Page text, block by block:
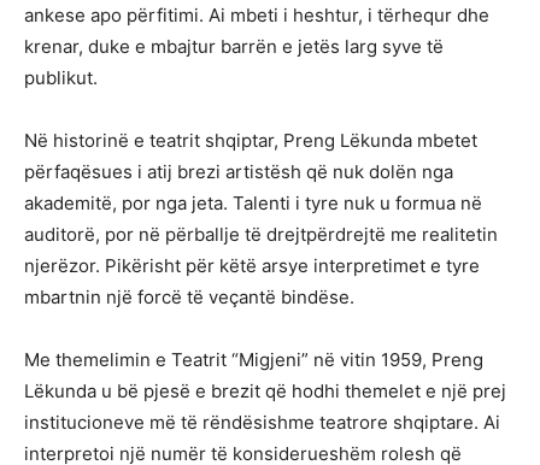
ankese apo përfitimi. Ai mbeti i heshtur, i tërhequr dhe
krenar, duke e mbajtur barrën e jetës larg syve të
publikut.
Në historinë e teatrit shqiptar, Preng Lëkunda mbetet
përfaqësues i atij brezi artistësh që nuk dolën nga
akademitë, por nga jeta. Talenti i tyre nuk u formua në
auditorë, por në përballje të drejtpërdrejtë me realitetin
njerëzor. Pikërisht për këtë arsye interpretimet e tyre
mbartnin një forcë të veçantë bindëse.
Me themelimin e Teatrit “Migjeni” në vitin 1959, Preng
Lëkunda u bë pjesë e brezit që hodhi themelet e një prej
institucioneve më të rëndësishme teatrore shqiptare. Ai
interpretoi një numër të konsiderueshëm rolesh që